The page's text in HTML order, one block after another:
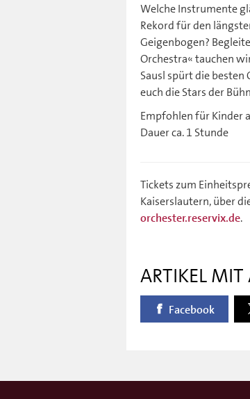
Welche Instrumente
Rekord für den
Geigenbogen?
Orchestra« tauchen
Sausl spürt die
euch die Stars der
Empfohlen für Kinder
Dauer ca. 1 Stunde
Tickets zum
Kaiserslautern, über
orchester.reservix.de.
ARTIKEL MIT
Facebook